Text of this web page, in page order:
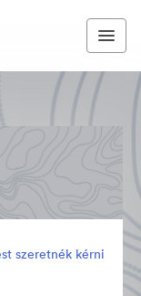
szeretnék kérni